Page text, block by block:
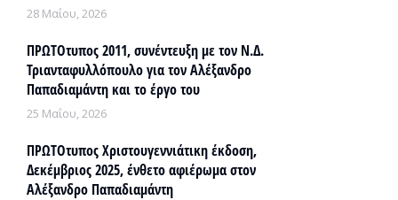
28 Μαΐου, 2026
ΠΡΩΤΟτυπος 2011, συνέντευξη με τον Ν.Δ.
Τριανταφυλλόπουλο για τον Αλέξανδρο
Παπαδιαμάντη και το έργο του
25 Μαΐου, 2026
ΠΡΩΤΟτυπος Χριστουγεννιάτικη έκδοση,
Δεκέμβριος 2025, ένθετο αφιέρωμα στον
Αλέξανδρο Παπαδιαμάντη